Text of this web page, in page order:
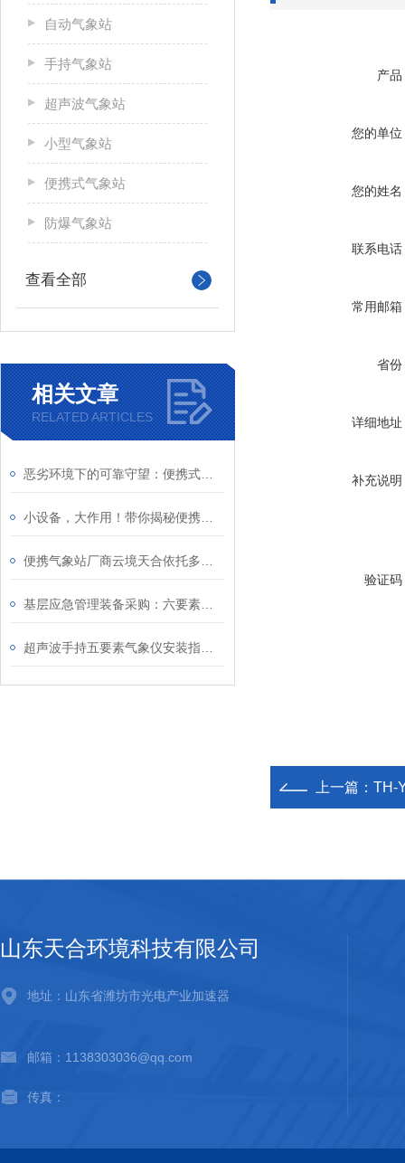
自动气象站
手持气象站
超声波气象站
小型气象站
便携式气象站
防爆气象站
查看全部
相关文章
RELATED ARTICLES
产品
您的单位
您的姓名
联系电话
常用邮箱
省份
详细地址
补充说明
验证码
上一篇： TH-
山东天合环境科技有限公司
地址：山东省潍坊市光电产业加速器
邮箱：1138303036@qq.com
传真：